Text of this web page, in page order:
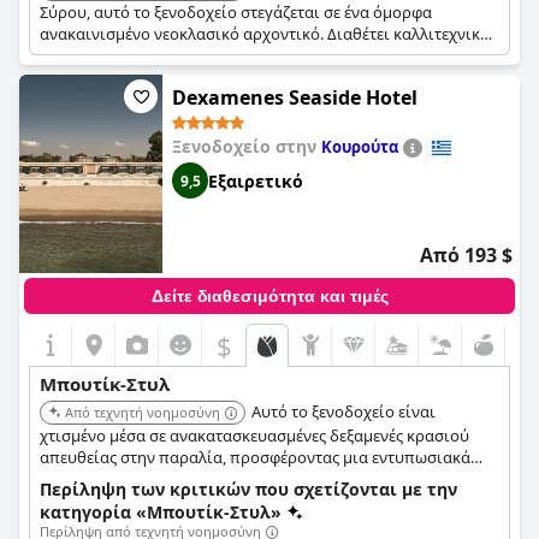
Σύρου, αυτό το ξενοδοχείο στεγάζεται σε ένα όμορφα
ανακαινισμένο νεοκλασικό αρχοντικό. Διαθέτει καλλιτεχνικά
επιμελημένες σουίτες, πρωτότυπους ελαιογραφίες και
εκπληκτική θέα, προσφέροντας μια μοναδική και
εκλεπτυσμένη εμπειρία.Dexamenes Seaside Hotel
Ξενοδοχείο στην Κουρούτα
9,5 Εξαιρετικό
Από 193 $
Δείτε διαθεσιμότητα και τιμές
$
Μπουτίκ-Στυλ
Από τεχνητή νοημοσύνη
Αυτό το ξενοδοχείο είναι
χτισμένο μέσα σε ανακατασκευασμένες δεξαμενές κρασιού
απευθείας στην παραλία, προσφέροντας μια εντυπωσιακά
μοναδική αρχιτεκτονική εμπειρία. Ο μινιμαλιστικός
σχεδιασμός τονίζει τη φυσική ομορφιά του περιβάλλοντος,
ενώ η έμφαση στα τοπικά κρασιά και τη γαστρονομία παρέχει
Περίληψη των κριτικών που σχετίζονται με την
κατηγορία «Μπουτίκ-Στυλ»
Περίληψη από τεχνητή νοημοσύνη